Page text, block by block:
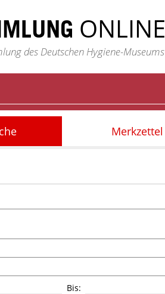
ONLINE
des Deutschen Hygiene-Museums
Merkzettel
Bis: